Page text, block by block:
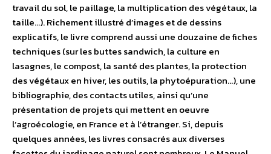
travail du sol, le paillage, la multiplication des végétaux, la
taille…). Richement illustré d’images et de dessins
explicatifs, le livre comprend aussi une douzaine de fiches
techniques (sur les buttes sandwich, la culture en
lasagnes, le compost, la santé des plantes, la protection
des végétaux en hiver, les outils, la phytoépuration…), une
bibliographie, des contacts utiles, ainsi qu’une
présentation de projets qui mettent en oeuvre
l’agroécologie, en France et à l’étranger. Si, depuis
quelques années, les livres consacrés aux diverses